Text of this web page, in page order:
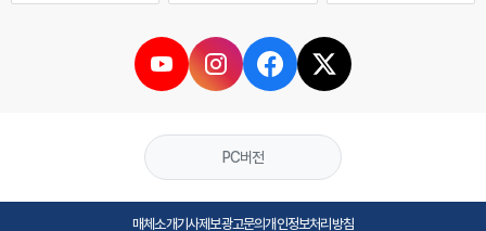
PC버전
매체소개기사제보광고문의개인정보처리방침